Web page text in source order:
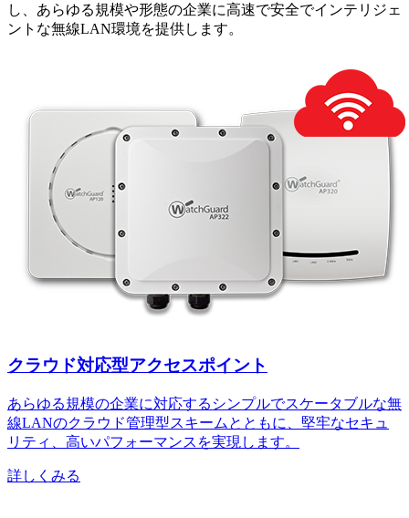
し、あらゆる規模や形態の企業に高速で安全でインテリジェ
ントな無線LAN環境を提供します。
クラウド対応型アクセスポイント
あらゆる規模の企業に対応するシンプルでスケータブルな無
線LANのクラウド管理型スキームとともに、堅牢なセキュ
リティ、高いパフォーマンスを実現します。
詳しくみる